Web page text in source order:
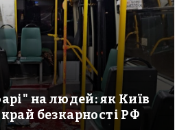
на людей: як Київ
безкарності РФ